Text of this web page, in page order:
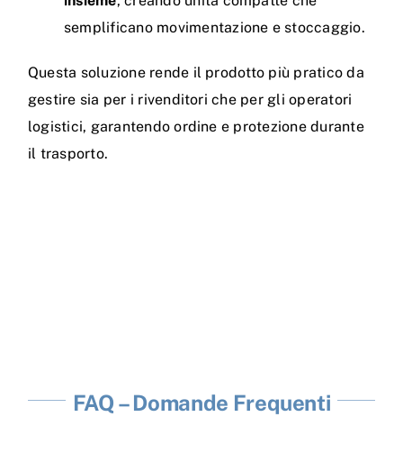
semplificano movimentazione e stoccaggio.
Questa soluzione rende il prodotto più pratico da
gestire sia per i rivenditori che per gli operatori
logistici, garantendo ordine e protezione durante
il trasporto.
FAQ – Domande Frequenti